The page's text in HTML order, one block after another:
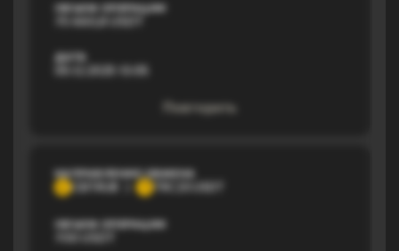
ОБЪЕМ ОПЕРАЦИИ
ДАТА
05.12.2025 13:05
Повторить
НАПРАВЛЕНИЕ ОБМЕНА
СБП RUB T
ОБЪЕМ ОПЕРАЦИИ